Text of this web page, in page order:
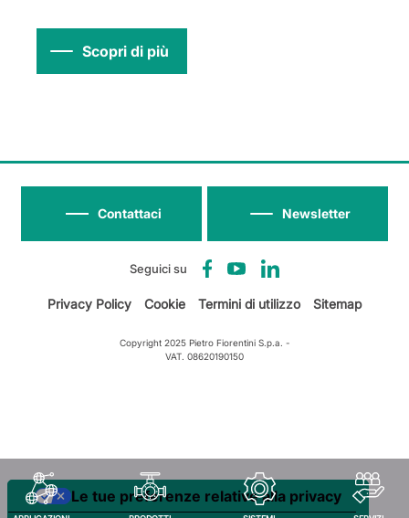
Scopri di più
Seguici su
Newsletter
Contattaci
Privacy Policy Cookie Termini di utilizzo Sitemap
Copyright 2025 Pietro Fiorentini S.p.a. -
VAT. 08620190150
Le tue preferenze relative alla privacy